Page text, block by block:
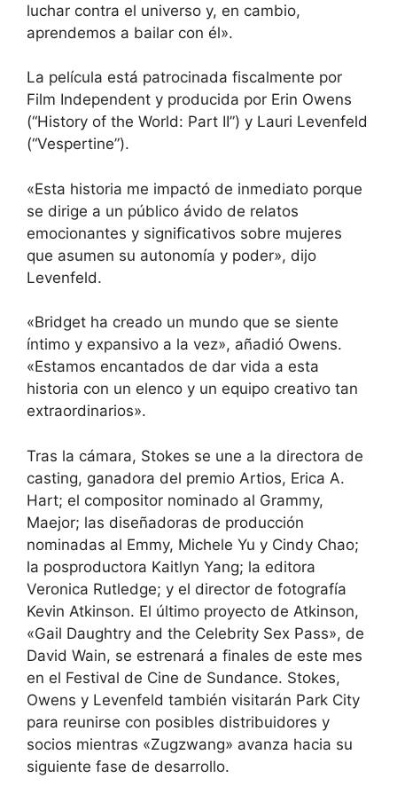
luchar contra el universo y, en cambio,
aprendemos a bailar con él».
La película está patrocinada fiscalmente por
Film Independent y producida por Erin Owens
(“History of the World: Part II”) y Lauri Levenfeld
(“Vespertine”).
«Esta historia me impactó de inmediato porque
se dirige a un público ávido de relatos
emocionantes y significativos sobre mujeres
que asumen su autonomía y poder», dijo
Levenfeld.
«Bridget ha creado un mundo que se siente
íntimo y expansivo a la vez», añadió Owens.
«Estamos encantados de dar vida a esta
historia con un elenco y un equipo creativo tan
extraordinarios».
Tras la cámara, Stokes se une a la directora de
casting, ganadora del premio Artios, Erica A.
Hart; el compositor nominado al Grammy,
Maejor; las diseñadoras de producción
nominadas al Emmy, Michele Yu y Cindy Chao;
la posproductora Kaitlyn Yang; la editora
Veronica Rutledge; y el director de fotografía
Kevin Atkinson. El último proyecto de Atkinson,
«Gail Daughtry and the Celebrity Sex Pass», de
David Wain, se estrenará a finales de este mes
en el Festival de Cine de Sundance. Stokes,
Owens y Levenfeld también visitarán Park City
para reunirse con posibles distribuidores y
socios mientras «Zugzwang» avanza hacia su
siguiente fase de desarrollo.